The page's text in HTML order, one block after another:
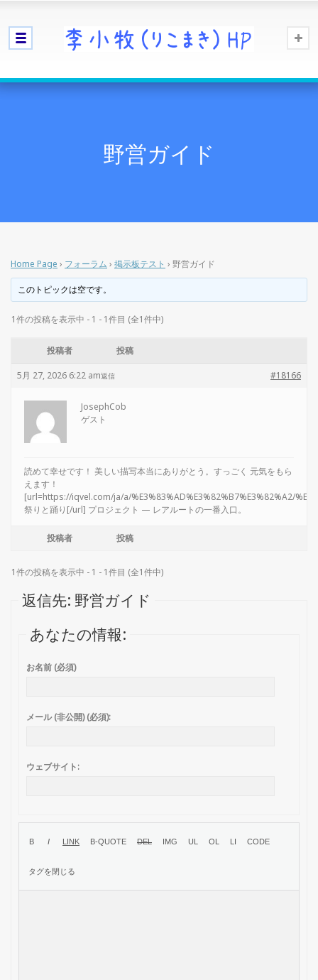
野営ガイド
Home Page › フォーラム › 掲示板テスト › 野営ガイド
このトピックは空です。
1件の投稿を表示中 - 1 - 1件目 (全1件中)
投稿者 投稿
5月 27, 2026 6:22 am #18166
返信
JosephCob
ゲスト
読めて幸せです！ 美しい描写本当にありがとう。すっごく 元気をもら
えます！
[url=https://iqvel.com/ja/a/%E3%83%AD%E3%82%B7%E3%82%A2/
祭りと踊り[/url] プロジェクト — レアルートの一番入口。
投稿者 投稿
1件の投稿を表示中 - 1 - 1件目 (全1件中)
返信先: 野営ガイド
あなたの情報:
お名前 (必須)
メール (非公開) (必須):
ウェブサイト: